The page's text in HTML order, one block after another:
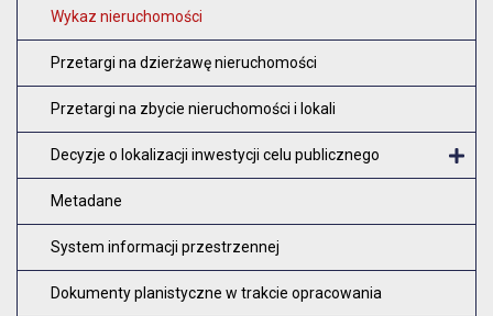
Wykaz nieruchomości
Przetargi na dzierżawę nieruchomości
Przetargi na zbycie nieruchomości i lokali
Decyzje o lokalizacji inwestycji celu publicznego
Metadane
System informacji przestrzennej
Dokumenty planistyczne w trakcie opracowania